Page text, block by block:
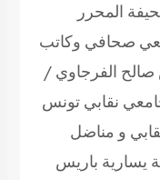
المحرر
صحافي وكاتب
الفرجاوي /
نقابي تونس
و مناضل
يسارية باريس